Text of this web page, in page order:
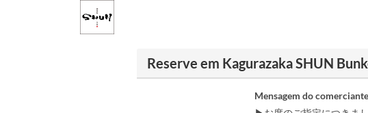
Reserve em Kagurazaka SHUN
Mensagem do comerciante